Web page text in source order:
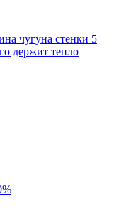
чугуна стенки 5
держит тепло